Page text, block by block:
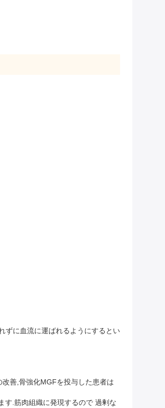
ずに血流に運ばれるようにするとい
善,骨強化MGFを投与した患者は
す.筋肉組織に発現するので 過剰な